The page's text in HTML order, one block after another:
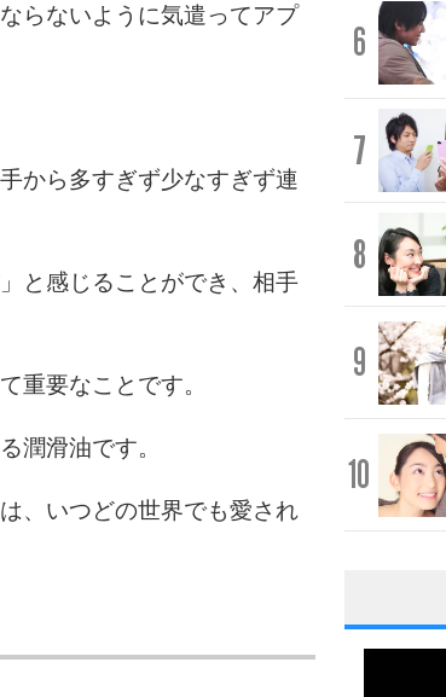
らないように気遣ってアプ
から多すぎず少なすぎず連
と感じることができ、相手
重要なことです。
潤滑油です。
、いつどの世界でも愛され
6
7
8
9
10
1